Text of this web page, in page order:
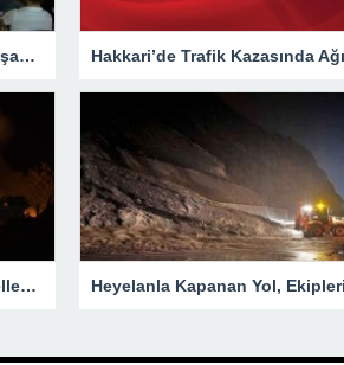
Hakkari Belediyesi’nden Yaz Akşamlarına Sinema Etkinliği
Yangın Felaketi Son Anda Engellendi!